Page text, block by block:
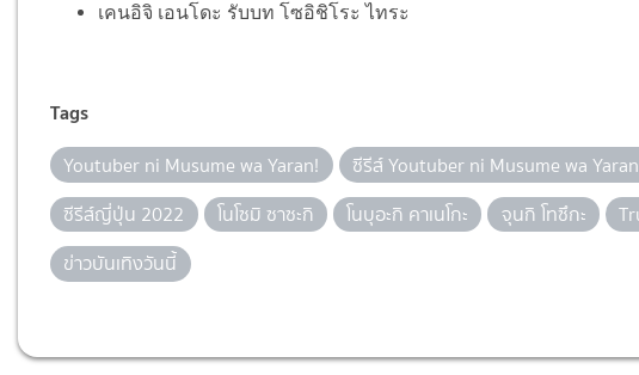
เคนอิจิ เอนโดะ รับบท โซอิชิโระ ไทระ
Tags
Youtuber ni Musume wa Yaran! ซีรีส์ Youtuber ni Musume wa
ซีรีส์ญี่ปุ่น 2022
โนโซมิ ซาซะกิ โนบุอะกิ คาเนโกะ จุนกิ โทซึกะ
ข่าวบันเทิงวันนี้